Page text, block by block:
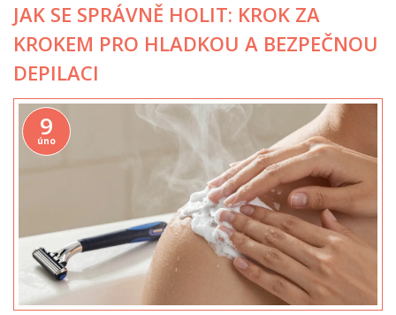
JAK SE SPRÁVNĚ HOLIT: KROK ZA
KROKEM PRO HLADKOU A BEZPEČNOU
DEPILACI
9
úno